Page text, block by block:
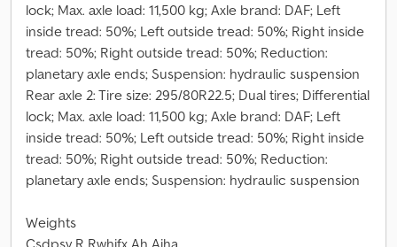
lock; Max. axle load: 11,500 kg; Axle brand: DAF; Left
inside tread: 50%; Left outside tread: 50%; Right inside
tread: 50%; Right outside tread: 50%; Reduction:
planetary axle ends; Suspension: hydraulic suspension
Rear axle 2: Tire size: 295/80R22.5; Dual tires; Differential
lock; Max. axle load: 11,500 kg; Axle brand: DAF; Left
inside tread: 50%; Left outside tread: 50%; Right inside
tread: 50%; Right outside tread: 50%; Reduction:
planetary axle ends; Suspension: hydraulic suspension
Weights
Csdpsy R Rwhjfx Ah Ajha